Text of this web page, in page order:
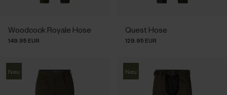
Woodcock Royale Hose
149.95 EUR
Quest Hose
129.95 EUR
Neu Neu